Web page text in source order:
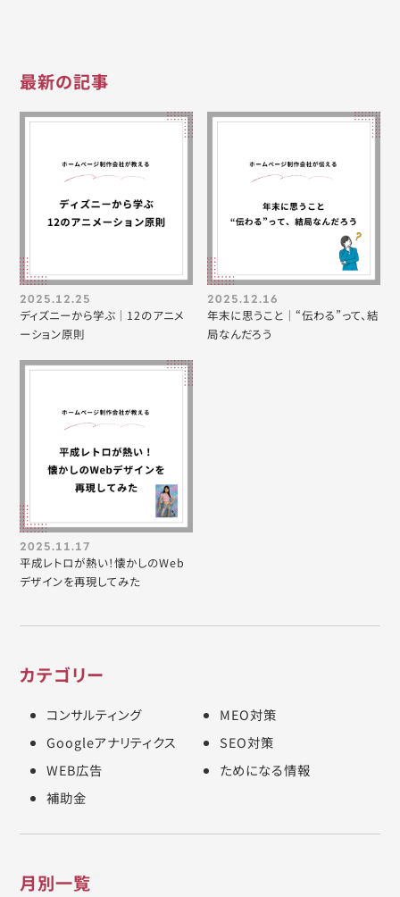
最新の記事
2025.12.25
ディズニーから学ぶ｜12のアニメ
ーション原則
2025.12.16
年末に思うこと｜“伝わる”って、結
局なんだろう
2025.11.17
平成レトロが熱い！懐かしのWeb
デザインを再現してみた
カテゴリー
コンサルティング
MEO対策
Googleアナリティクス
SEO対策
WEB広告
ためになる情報
補助金
月別一覧